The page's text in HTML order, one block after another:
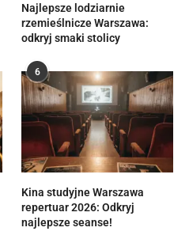
Najlepsze lodziarnie
rzemieślnicze Warszawa:
odkryj smaki stolicy
6
Kina studyjne Warszawa
repertuar 2026: Odkryj
najlepsze seanse!